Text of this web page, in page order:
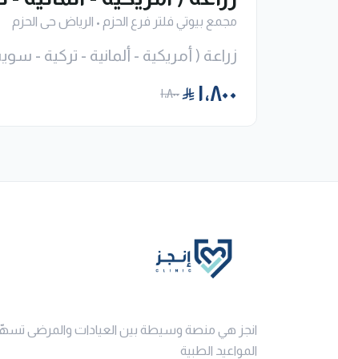
مجمع بيوتي فلتر فرع الحزم • الرياض حى الحزم
زراعة ( أمريكية - ألمانية - تركية -
١٬٨٠٠ ١٬٨٠٠
انجز هي منصة وسيطة بين العيادات والمرضى
المواعيد الطبية